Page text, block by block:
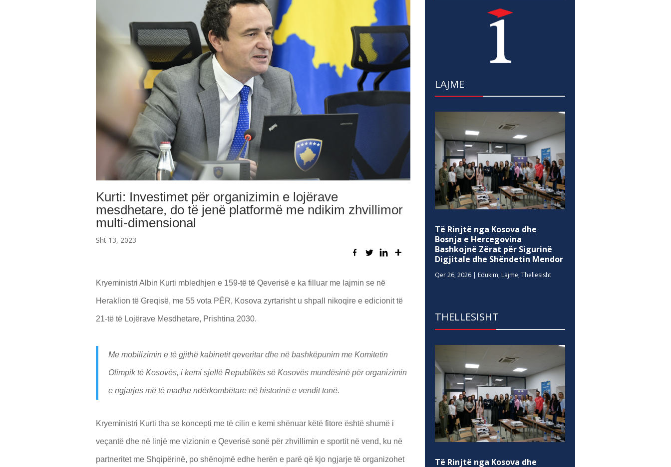
Kurti: Investimet për organizimin e lojërave
mesdhetare, do të jenë platformë me ndikim zhvillimor
multi-dimensional
Sht 13, 2023
Kryeministri Albin Kurti mbledhjen e 159-të të Qeverisë e ka filluar me lajmin se në
Heraklion të Greqisë, me 55 vota PËR, Kosova zyrtarisht u shpall nikoqire e edicionit të
21-të të Lojërave Mesdhetare, Prishtina 2030.
Me mobilizimin e të gjithë kabinetit qeveritar dhe në bashkëpunim me Komitetin
Olimpik të Kosovës, i kemi sjellë Republikës së Kosovës mundësinë për organizimin
e ngjarjes më të madhe ndërkombëtare në historinë e vendit tonë.
Kryeministri Kurti tha se koncepti me të cilin e kemi shënuar këtë fitore është shumë i
veçantë dhe në linjë me vizionin e Qeverisë sonë për zhvillimin e sportit në vend, ku në
partneritet me Shqipërinë, po shënojmë edhe herën e parë që kjo ngjarje të organizohet
LAJME
Të Rinjtë nga Kosova dhe
Bosnja e Hercegovina
Bashkojnë Zërat për Sigurinë
Digjitale dhe Shëndetin Mendor
Qer 26, 2026 | Edukim, Lajme,Thellesisht
THELLESISHT
Të Rinjtë nga Kosova dhe